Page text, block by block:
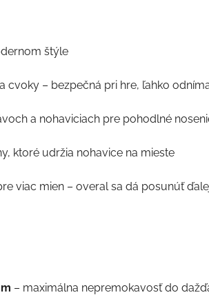
štýle
cvoky – bezpečná pri hre, ľahko
a nohaviciach pre pohodlné
ktoré udržia nohavice na mieste
viac mien – overal sa dá posunúť
– maximálna nepremokavosť do